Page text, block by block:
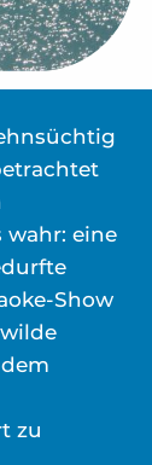
wahr: eine
Show
zu